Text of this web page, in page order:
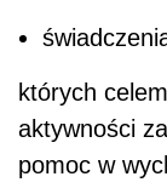
których
aktywności
pomoc w